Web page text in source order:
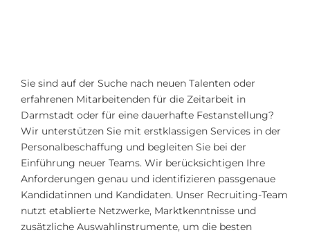
Sie sind auf der Suche nach neuen Talenten oder
erfahrenen Mitarbeitenden für die Zeitarbeit in
Darmstadt oder für eine dauerhafte Festanstellung?
Wir unterstützen Sie mit erstklassigen Services in der
Personalbeschaffung und begleiten Sie bei der
Einführung neuer Teams. Wir berücksichtigen Ihre
Anforderungen genau und identifizieren passgenaue
Kandidatinnen und Kandidaten. Unser Recruiting-Team
nutzt etablierte Netzwerke, Marktkenntnisse und
zusätzliche Auswahlinstrumente, um die besten